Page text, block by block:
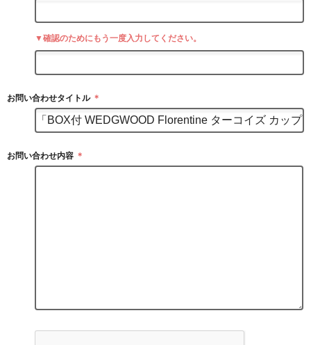
▼確認のためにもう一度入力してください。
お問い合わせタイトル ＊
お問い合わせ内容 ＊